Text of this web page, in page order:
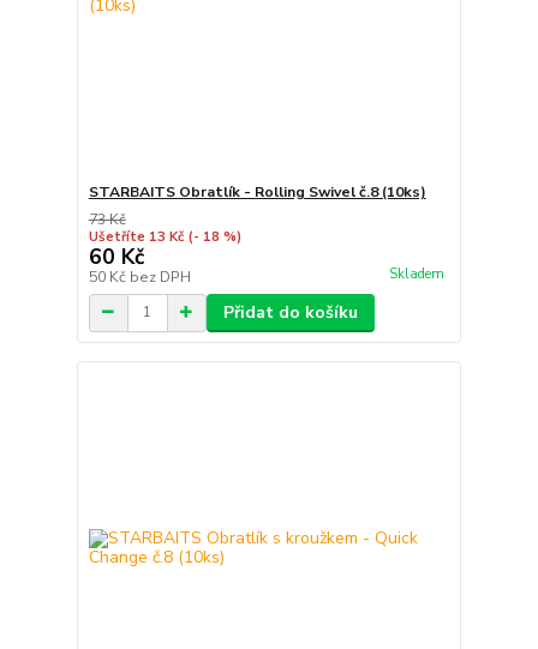
STARBAITS Obratlík - Rolling Swivel č.8 (10ks)
73 Kč
Ušetříte 13 Kč (- 18 %)
60 Kč
50 Kč bez DPH Skladem
Přidat do košíku